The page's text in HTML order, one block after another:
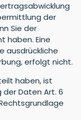
der
Sie der
haben. Eine
ausdrückliche
erfolgt nicht.
haben, ist
Daten Art. 6
Rechtsgrundlage